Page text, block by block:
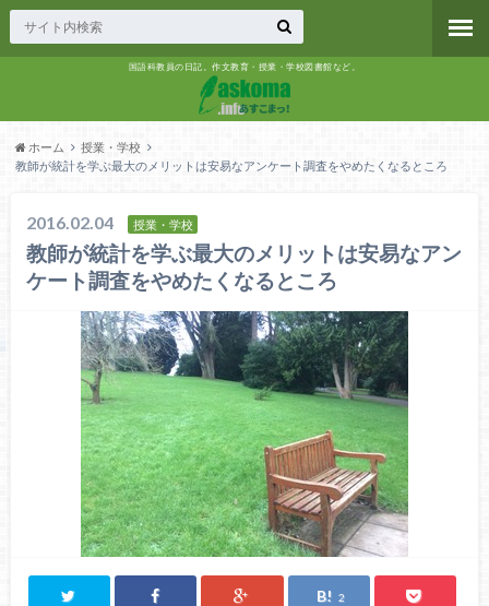
国語科教員の日記。作文教育・授業・学校図書館など。
ホーム
授業・学校
教師が統計を学ぶ最大のメリットは安易なアンケート調査をやめたくなるところ
2016.02.04 授業・学校
教師が統計を学ぶ最大のメリットは安易なアン
ケート調査をやめたくなるところ
2